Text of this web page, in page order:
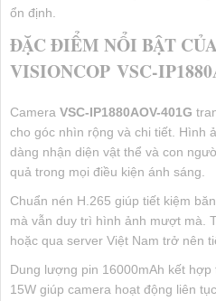
ổn định.
ĐẶC ĐIỂM NỔI BẬT
VISIONCOP VSC-
Camera VSC-IP1880AOV-401G
cho góc nhìn rộng và chi tiết. Hình
dàng nhận diện vật thể và con
quả trong mọi điều kiện ánh sáng.
Chuẩn nén H.265 giúp tiết kiệm
mà vẫn duy trì hình ảnh mượt mà.
hoặc qua server Việt Nam trở nên
Dung lượng pin 16000mAh kết
15W giúp camera hoạt động liên